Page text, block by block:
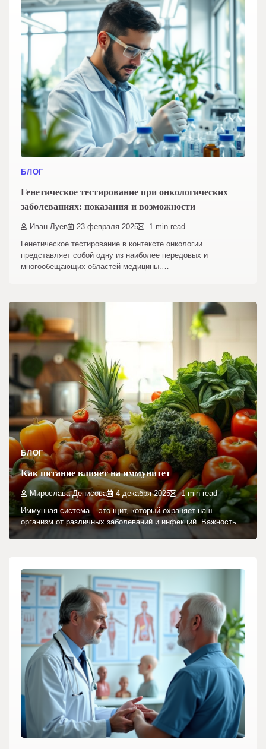
БЛОГ
Генетическое тестирование при онкологических
заболеваниях: показания и возможности
Иван Луев 23 февраля 2025 1 min read
Генетическое тестирование в контексте онкологии
представляет собой одну из наиболее передовых и
многообещающих областей медицины.…
БЛОГ
Как питание влияет на иммунитет
Мирослава Денисова 4 декабря 2025 1 min read
Иммунная система – это щит, который охраняет наш
организм от различных заболеваний и инфекций. Важность…